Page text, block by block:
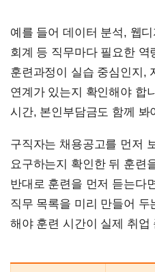
예를 들어 데이터 분석, 웹
회계 등 직무마다 필요한
훈련과정이 실습 중심인지,
연계가 있는지 확인해야 합
시간, 본인부담금도 함께 봐
구직자는 채용공고를 먼저
요구하는지 확인한 뒤 훈련
반대로 훈련을 먼저 듣는다
직무 목록을 미리 만들어 두
해야 훈련 시간이 실제 취